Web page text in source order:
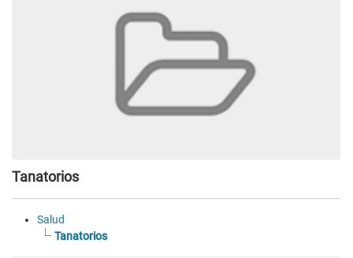
Tanatorios
Salud
Tanatorios